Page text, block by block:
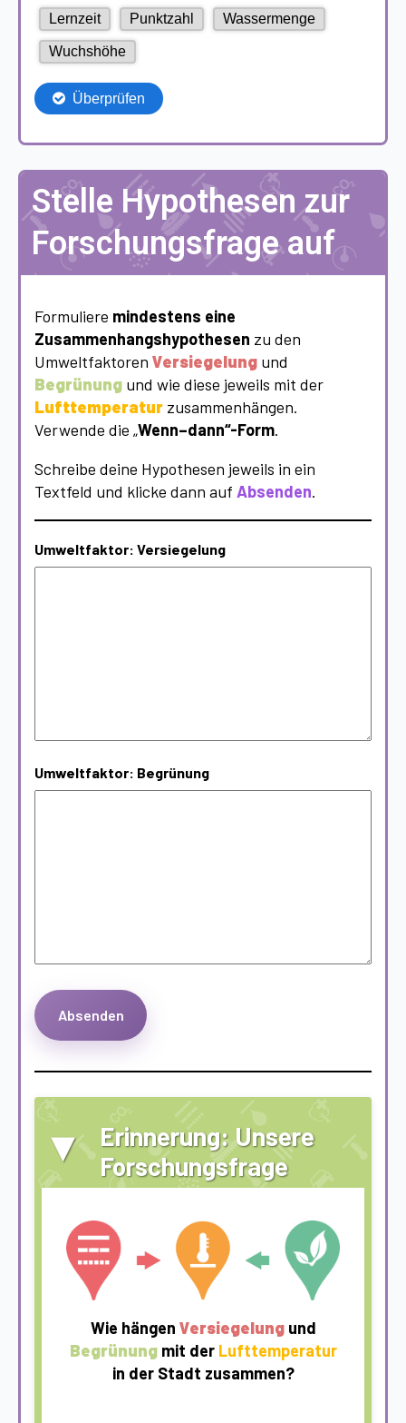
Stelle Hypothesen zur
Forschungsfrage auf
Formuliere mindestens eine
Zusammenhangshypothesen zu den
Umweltfaktoren Versiegelung und
Begrünung und wie diese jeweils mit der
Lufttemperatur zusammenhängen.
Verwende die „Wenn–dann“-Form.
Schreibe deine Hypothesen jeweils in ein
Textfeld und klicke dann auf Absenden.
Umweltfaktor: Versiegelung
Umweltfaktor: Begrünung
▾
Erinnerung: Unsere
Forschungsfrage
Wie hängen Versiegelungund
Begrünungmit der Lufttemperatur
in der Stadt zusammen?